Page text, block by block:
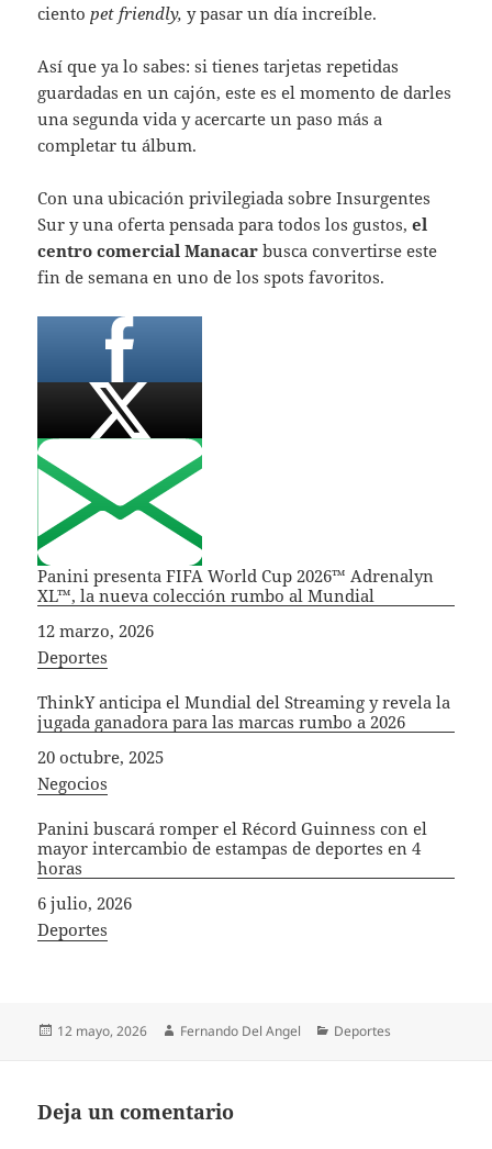
cientopet friendly,y pasar un día increíble.
Así que ya lo sabes: si tienes tarjetas repetidas
guardadas en un cajón, este es el momento de darles
una segunda vida y acercarte un paso más a
completar tu álbum.
Con una ubicación privilegiada sobre Insurgentes
Sur y una oferta pensada para todos los gustos,el
centro comercial Manacarbusca convertirse este
fin de semana en uno de los spots favoritos.
Panini presenta FIFA World Cup 2026™ Adrenalyn
XL™, la nueva colección rumbo al Mundial
Fecha
12 marzo, 2026
In relation to
Deportes
ThinkY anticipa el Mundial del Streaming y revela la
jugada ganadora para las marcas rumbo a 2026
Fecha
20 octubre, 2025
In relation to
Negocios
Panini buscará romper el Récord Guinness con el
mayor intercambio de estampas de deportes en 4
horas
Fecha
6 julio, 2026
In relation to
Deportes
Publicado
12 mayo, 2026 Autor
Fernando Del Angel Categorías
Deportes
Deja un comentario